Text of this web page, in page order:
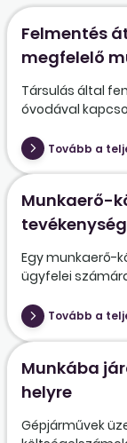
Felmentés
megfelelő
Társulás által
óvodával
Tovább a
Munkaerő-
Egy munkaerő-
ügyfelei
Tovább a
Munkába
helyre
Gépjárművek